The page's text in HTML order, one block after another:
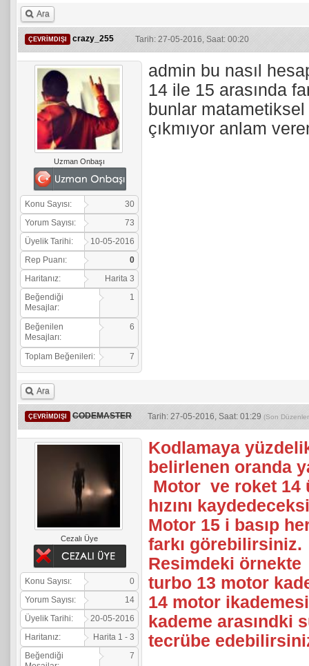
Ara
ÇEVRIMDIŞI crazy_255 Tarih: 27-05-2016, Saat: 00:20
Uzman Onbaşı
Konu Sayısı:
30
Yorum Sayısı:
73
Üyelik Tarihi:
10-05-2016
Rep Puanı:
0
Haritanız:
Harita 3
Beğendiği
Mesajlar:
1
Beğenilen
Mesajları:
6
Toplam Beğenileri: 7
admin bu nasıl
14 ile 15 arasında
bunlar
çıkmıyor anlam
Ara
ÇEVRIMDIŞI CODEMASTER Tarih: 27-05-2016, Saat: 01:29 (Son
Cezalı Üye
Konu Sayısı:
0
Yorum Sayısı:
14
Üyelik Tarihi:
20-05-2016
Haritanız:
Harita 1 - 3
Beğendiği
7
Kodlamaya
belirlenen oranda
Motor ve roket 14
hızını
Motor 15 i basıp
farkı görebilirsiniz.
Resimdeki
turbo 13 motor
14 motor
kademe arasındki
tecrübe